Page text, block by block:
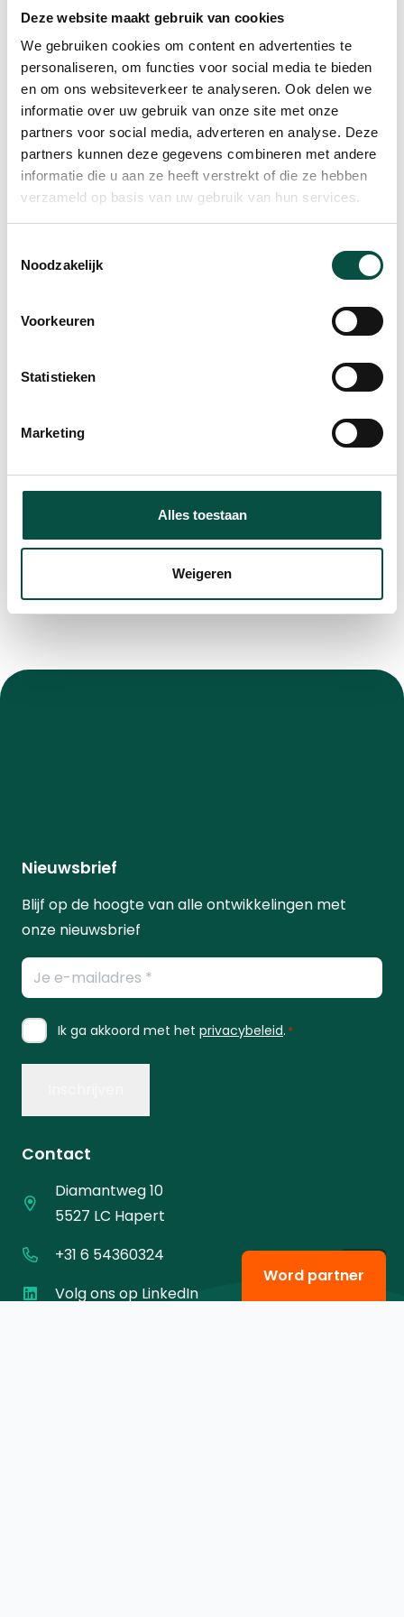
Deze website maakt gebruik van cookies
We gebruiken cookies om content en advertenties te
personaliseren, om functies voor social media te bieden
en om ons websiteverkeer te analyseren. Ook delen we
informatie over uw gebruik van onze site met onze
partners voor social media, adverteren en analyse. Deze
partners kunnen deze gegevens combineren met andere
informatie die u aan ze heeft verstrekt of die ze hebben
verzameld op basis van uw gebruik van hun services.
Noodzakelijk
Voorkeuren
Statistieken
Marketing
Alles toestaan
Weigeren
toelichting over de voortgang en toekomst van
het KOP Bureau. De verschillende
programmamanagers (Fleur Besters, EllenKeeris,
Mirjam Broeders, Hetty van der Hamsvoort en
Stefan Slenders) presenteerden in korte video’s
de verschillende projecten en programma’s zoals
de leskisten van KempenTech. Penningmeester Ad
Keeris sloot het officiële gedeelte af met een
Speciale dank aan The Schippers Group voor het
indrukwekkende rondleiding en enthousiaste
activiteiten en ambities van dit mooie Kempische
Nieuwsbrief
Blijf op de hoogte van alle ontwikkelingen met
onze nieuwsbrief
E-
mailadres
*
Instemming
Ik ga akkoord met het privacybeleid. *
Contact
Diamantweg 10
5527 LC Hapert
+31 6 54360324
Volg ons op LinkedIn
Word partner